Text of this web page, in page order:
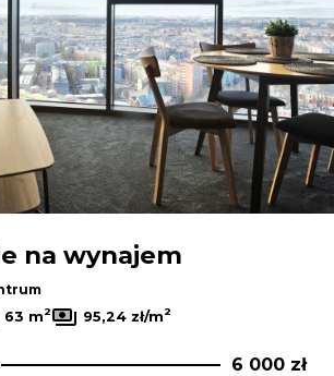
na wynajem
63 m2 95,24 zł/m2
6 000 zł